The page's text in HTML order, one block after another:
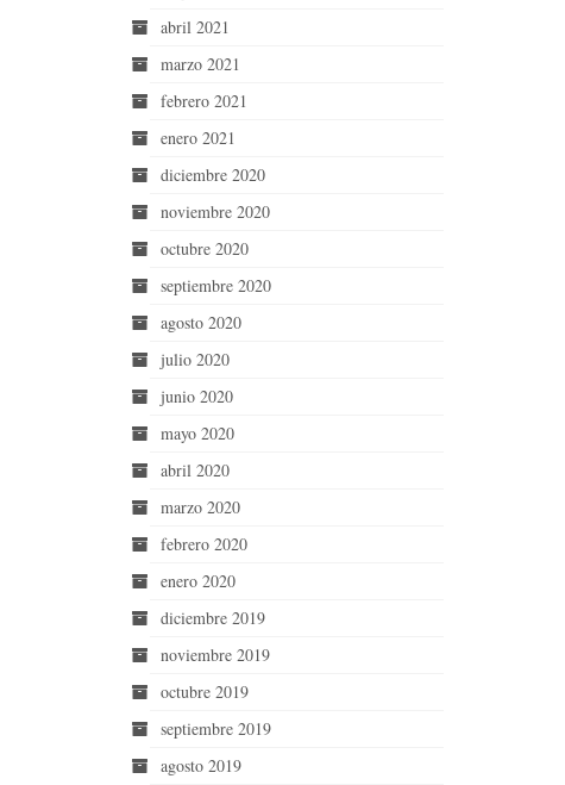
abril 2021
marzo 2021
febrero 2021
enero 2021
diciembre 2020
noviembre 2020
octubre 2020
septiembre 2020
agosto 2020
julio 2020
junio 2020
mayo 2020
abril 2020
marzo 2020
febrero 2020
enero 2020
diciembre 2019
noviembre 2019
octubre 2019
septiembre 2019
agosto 2019